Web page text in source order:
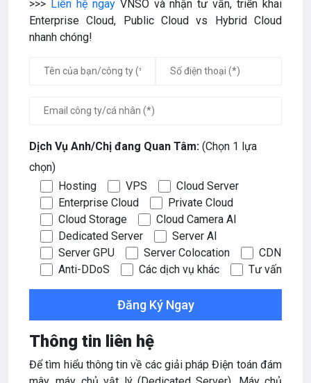
>>> Liên hệ ngayVNSO và nhận tư vấn, triển khai
Enterprise Cloud, Public Cloud vs Hybrid Cloud
nhanh chóng!
Dịch Vụ Anh/Chị đang Quan Tâm: (Chọn 1 lựa
chọn)
Hosting
VPS
Cloud Server
Enterprise Cloud
Private Cloud
Cloud Storage
Cloud Camera AI
Dedicated Server
Server AI
Server GPU
Server Colocation
CDN
Anti-DDoS
Các dịch vụ khác Tư vấn
Thông tin liên hệ
Để tìm hiểu thông tin về các giải pháp Điện toán đám